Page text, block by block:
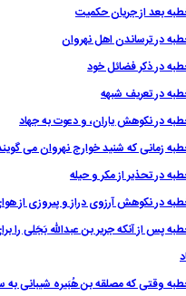
43 ) خطبه پس از آنكه جرير بن عبداللّه بَجَلى
44 ) خطبه وقتى كه مصلقه بن هُبَيره شيبانى